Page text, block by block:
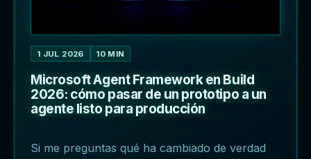
1 JUL 2026 10 MIN
Microsoft Agent Framework en Build
2026: cómo pasar de un prototipo a un
agente listo para producción
Si me preguntas qué ha cambiado de verdad